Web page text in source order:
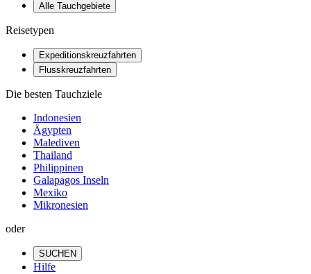
Alle Tauchgebiete
Reisetypen
Expeditionskreuzfahrten
Flusskreuzfahrten
Die besten Tauchziele
Indonesien
Ägypten
Malediven
Thailand
Philippinen
Galapagos Inseln
Mexiko
Mikronesien
oder
SUCHEN
Hilfe